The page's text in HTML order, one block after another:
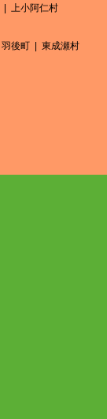
上小阿仁村
羽後町 東成瀬村